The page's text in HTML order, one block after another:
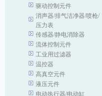
驱动控制元件
消声器/排气洁净器/喷枪/
压力表
传感器/静电消除器
流体控制元件
工业用过滤器
温控器
高真空元件
液压元件
电动执行器/电动缸